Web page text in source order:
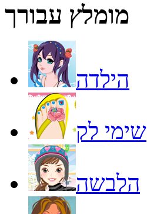
מומלץ עבורך
הילדה
שימי לק
הלבשה